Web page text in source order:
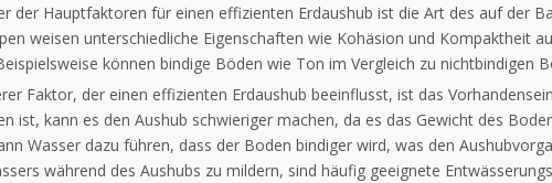
der Hauptfaktoren für einen effizienten Erdaushub ist die Art des auf der
weisen unterschiedliche Eigenschaften wie Kohäsion und Kompaktheit
können bindige Böden wie Ton im Vergleich zu nichtbindigen
Faktor, der einen effizienten Erdaushub beeinflusst, ist das
ist, kann es den Aushub schwieriger machen, da es das Gewicht des
Wasser dazu führen, dass der Boden bindiger wird, was den
während des Aushubs zu mildern, sind häufig geeignete